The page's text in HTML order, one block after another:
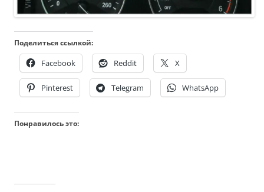
Поделиться ссылкой:
Facebook Reddit X
Pinterest Telegram WhatsApp
Понравилось это: